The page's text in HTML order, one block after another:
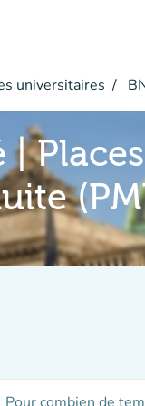
universitaires
|